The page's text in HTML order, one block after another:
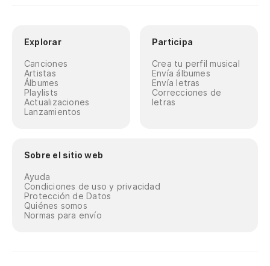
Explorar
Canciones
Artistas
Álbumes
Playlists
Actualizaciones
Lanzamientos
Participa
Crea tu perfil musical
Envía álbumes
Envía letras
Correcciones de
letras
Sobre el sitio web
Ayuda
Condiciones de uso y privacidad
Protección de Datos
Quiénes somos
Normas para envío